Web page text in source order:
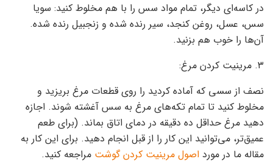
در کاسه‌ای دیگر، تمام مواد سس را با هم مخلوط کنید: سویا
سس، عسل، روغن کنجد، سیر رنده شده و زنجبیل رنده شده.
آن‌ها را خوب هم بزنید.
۳. مرینیت کردن مرغ:
نصف از سسی که آماده کردید را روی قطعات مرغ بریزید و
مخلوط کنید تا تمام تکه‌های مرغ به سس آغشته شوند. اجازه
دهید مرغ حداقل ده دقیقه در دمای اتاق بماند. (برای طعم
عمیق‌تر، می‌توانید این کار را از قبل انجام دهید. برای این کار به
مقاله ما در مورد اصول مرینیت کردن گوشت مراجعه کنید.